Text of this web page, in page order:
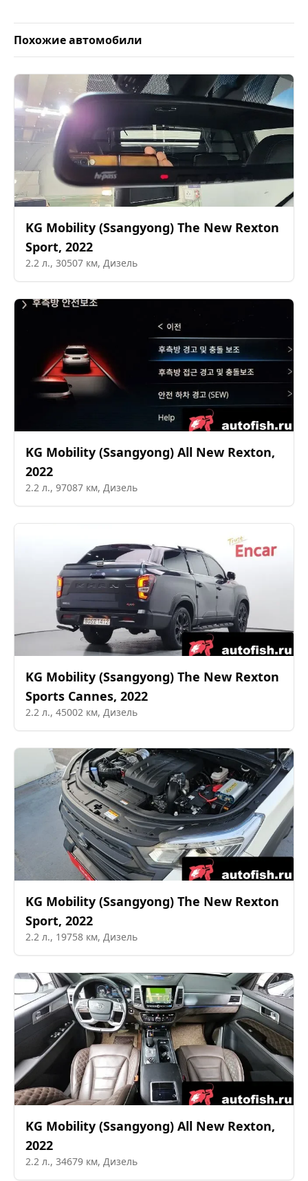
Похожие автомобили
KG Mobility (Ssangyong) The New Rexton
Sport, 2022
2.2 л., 30507 км, Дизель
KG Mobility (Ssangyong) All New Rexton,
2022
2.2 л., 97087 км, Дизель
KG Mobility (Ssangyong) The New Rexton
Sports Cannes, 2022
2.2 л., 45002 км, Дизель
KG Mobility (Ssangyong) The New Rexton
Sport, 2022
2.2 л., 19758 км, Дизель
KG Mobility (Ssangyong) All New Rexton,
2022
2.2 л., 34679 км, Дизель